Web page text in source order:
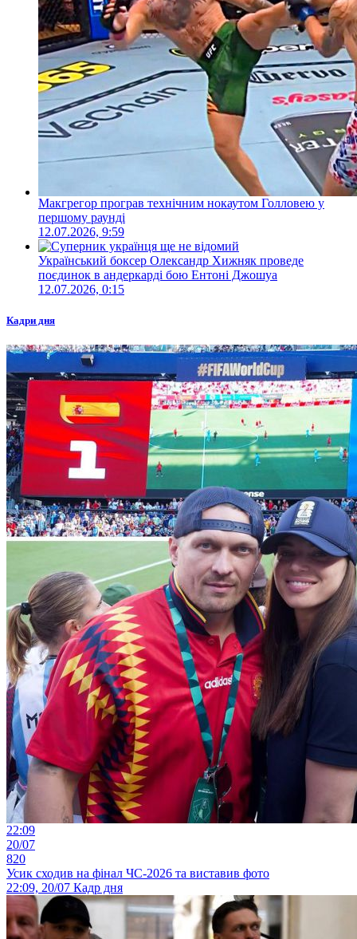
Макгрегор програв технічним нокаутом Голловею у
першому раунді
12.07.2026, 9:59
Український боксер Олександр Хижняк проведе
поєдинок в андеркарді бою Ентоні Джошуа
12.07.2026, 0:15
Кадри дня
22:09
20/07
820
Усик сходив на фінал ЧС-2026 та виставив фото
22:09, 20/07 Кадр дня